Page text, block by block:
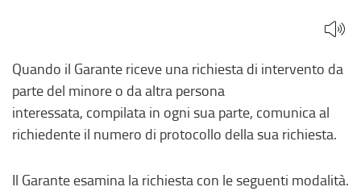
Quando il Garante riceve una richiesta di intervento da
parte del minore o da altra persona
interessata, compilata in ogni sua parte, comunica al
richiedente il numero di protocollo della sua richiesta. ​
Il Garante esamina la richiesta con le seguenti modalità.​